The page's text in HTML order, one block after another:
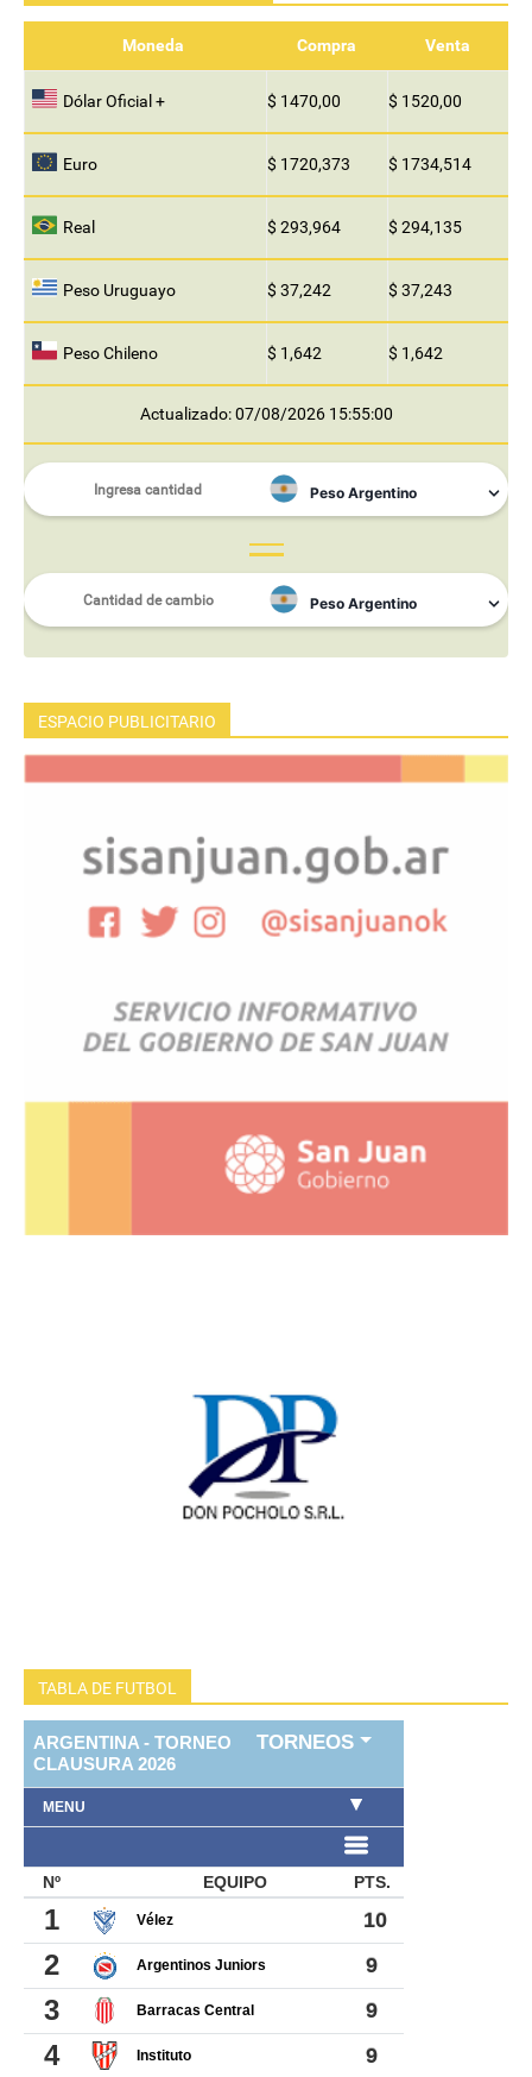
Moneda Compra Venta
Dólar Oficial + $ 1470,00 $ 1520,00
Euro $ 1720,373 $ 1734,514
Real $ 293,964 $ 294,135
Peso Uruguayo $ 37,242 $ 37,243
Peso Chileno $ 1,642 $ 1,642
Actualizado: 07/08/2026 15:55:00
ESPACIO PUBLICITARIO
TABLA DE FUTBOL